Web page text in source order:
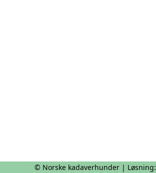
© Norske kadaverhunder | Løsning: